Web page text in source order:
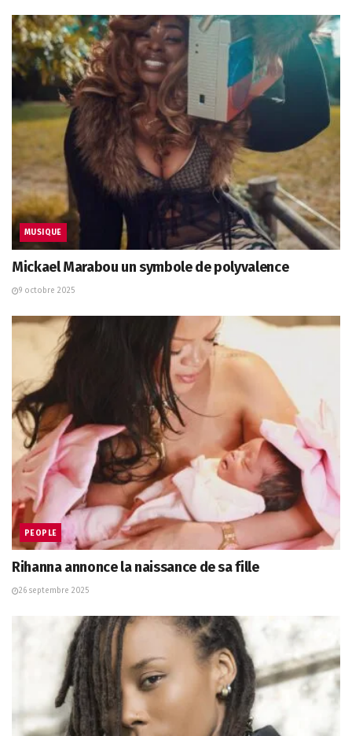
MUSIQUE
Mickael Marabou un symbole de polyvalence
9 octobre 2025
PEOPLE
Rihanna annonce la naissance de sa fille
26 septembre 2025